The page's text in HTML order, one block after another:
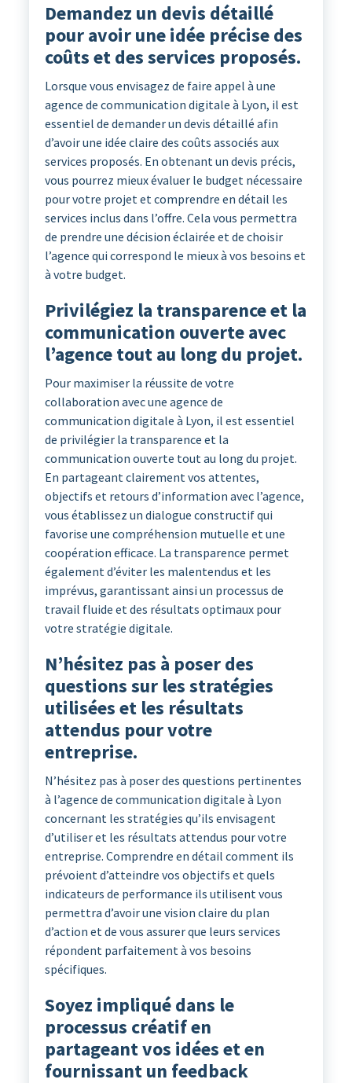
Demandez un devis détaillé
pour avoir une idée précise des
coûts et des services proposés.
Lorsque vous envisagez de faire appel à une
agence de communication digitale à Lyon, il est
essentiel de demander un devis détaillé afin
d’avoir une idée claire des coûts associés aux
services proposés. En obtenant un devis précis,
vous pourrez mieux évaluer le budget nécessaire
pour votre projet et comprendre en détail les
services inclus dans l’offre. Cela vous permettra
de prendre une décision éclairée et de choisir
l’agence qui correspond le mieux à vos besoins et
à votre budget.
Privilégiez la transparence et la
communication ouverte avec
l’agence tout au long du projet.
Pour maximiser la réussite de votre
collaboration avec une agence de
communication digitale à Lyon, il est essentiel
de privilégier la transparence et la
communication ouverte tout au long du projet.
En partageant clairement vos attentes,
objectifs et retours d’information avec l’agence,
vous établissez un dialogue constructif qui
favorise une compréhension mutuelle et une
coopération efficace. La transparence permet
également d’éviter les malentendus et les
imprévus, garantissant ainsi un processus de
travail fluide et des résultats optimaux pour
votre stratégie digitale.
N’hésitez pas à poser des
questions sur les stratégies
utilisées et les résultats
attendus pour votre
entreprise.
N’hésitez pas à poser des questions pertinentes
à l’agence de communication digitale à Lyon
concernant les stratégies qu’ils envisagent
d’utiliser et les résultats attendus pour votre
entreprise. Comprendre en détail comment ils
prévoient d’atteindre vos objectifs et quels
indicateurs de performance ils utilisent vous
permettra d’avoir une vision claire du plan
d’action et de vous assurer que leurs services
répondent parfaitement à vos besoins
spécifiques.
Soyez impliqué dans le
processus créatif en
partageant vos idées et en
fournissant un feedback